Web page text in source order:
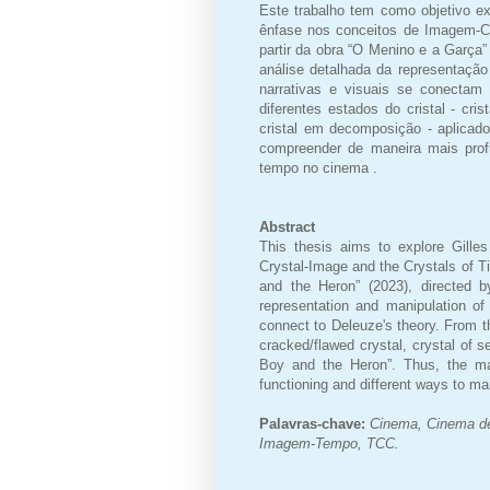
Este trabalho tem como objetivo
ênfase nos conceitos de Imagem-
partir da obra “O Menino e a
análise detalhada da
narrativas e visuais se
diferentes estados do cristal -
cristal em decomposição -
compreender de maneira mais
tempo no cinema .
Abstract
This thesis aims to explore
Crystal-Image and the Crystals of
and the Heron” (2023), directed
representation and manipulation
connect to Deleuze's theory. From
cracked/flawed crystal, crystal of
Boy and the Heron”. Thus, the
functioning and different ways to
Palavras-chave: Cinema, Cinema
Imagem-Tempo, TCC.